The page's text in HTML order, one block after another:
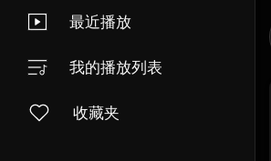
最近播放
我的播放列表
收藏夹